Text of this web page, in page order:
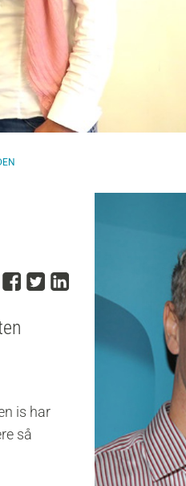
Del på Facebook
Del på Twitter
Del på
is har
så